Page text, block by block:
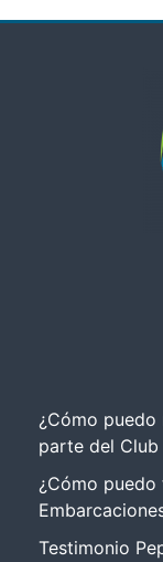
¿Cómo
parte del
¿Cómo
Testimonio